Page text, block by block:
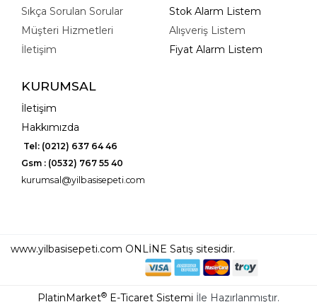
Sıkça Sorulan Sorular
Müşteri Hizmetleri
İletişim
Stok Alarm Listem
Alışveriş Listem
Fiyat Alarm Listem
KURUMSAL
İletişim
Hakkımızda
Tel: (0212) 637 64 46
Gsm : (0532) 767 55 40
kurumsal@yilbasisepeti.com
www.yilbasisepeti.com ONLİNE Satış sitesidir.
PlatinMarket® E-Ticaret Sistemi İle Hazırlanmıştır.